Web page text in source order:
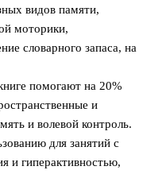
видов памяти,
моторики,
словарного запаса, на
помогают на 20%
и
и волевой контроль.
для занятий с
и гиперактивностью,